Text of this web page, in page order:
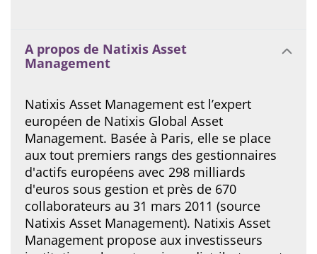
A propos de Natixis Asset
Management
Natixis Asset Management est l’expert
européen de Natixis Global Asset
Management. Basée à Paris, elle se place
aux tout premiers rangs des gestionnaires
d'actifs européens avec 298 milliards
d'euros sous gestion et près de 670
collaborateurs au 31 mars 2011 (source
Natixis Asset Management). Natixis Asset
Management propose aux investisseurs